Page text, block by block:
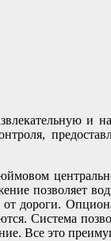
и
позволяет
от дороги.
Система
Все это